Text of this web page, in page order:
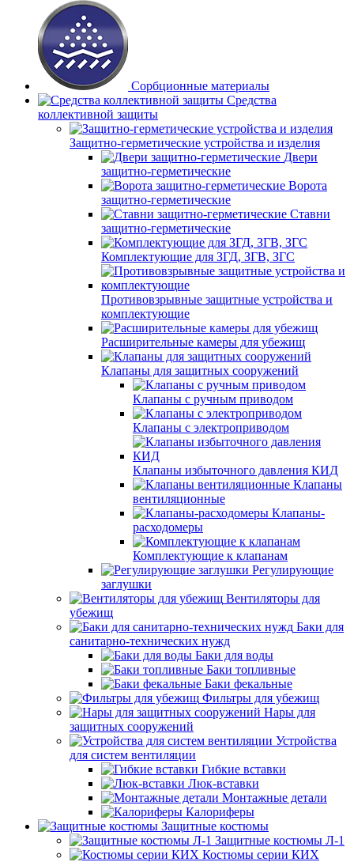
Сорбционные материалы
Средства
коллективной защиты
Защитно-герметические устройства и изделия
Двери
защитно-герметические
Ворота
защитно-герметические
Ставни
защитно-герметические
Комплектующие для ЗГД, ЗГВ, ЗГС
Противовзрывные защитные устройства и
комплектующие
Расширительные камеры для убежищ
Клапаны для защитных сооружений
Клапаны с ручным приводом
Клапаны с электроприводом
Клапаны избыточного давления КИД
Клапаны
вентиляционные
Клапаны-
расходомеры
Комплектующие к клапанам
Регулирующие
заглушки
Вентиляторы для
убежищ
Баки для
санитарно-технических нужд
Баки для воды
Баки топливные
Баки фекальные
Фильтры для убежищ
Нары для
защитных сооружений
Устройства
для систем вентиляции
Гибкие вставки
Люк-вставки
Монтажные детали
Калориферы
Защитные костюмы
Защитные костюмы Л-1
Костюмы серии КИХ